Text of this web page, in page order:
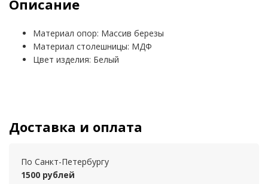
Описание
Материал опор: Массив березы
Материал столешницы: МДФ
Цвет изделия: Белый
Доставка и оплата
По Санкт-Петербургу
1500 рублей